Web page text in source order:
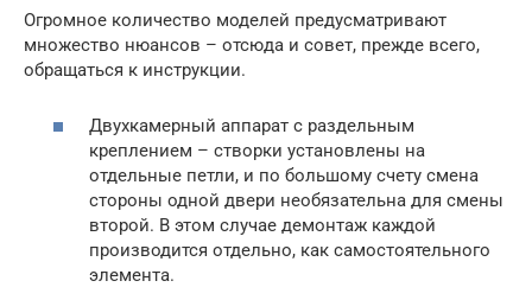
Огромное количество моделей предусматривают
множество нюансов – отсюда и совет, прежде всего,
обращаться к инструкции.
Двухкамерный аппарат с раздельным
креплением – створки установлены на
отдельные петли, и по большому счету смена
стороны одной двери необязательна для смены
второй. В этом случае демонтаж каждой
производится отдельно, как самостоятельного
элемента.